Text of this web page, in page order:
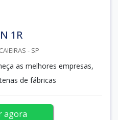
1R
- SP
as melhores empresas,
de fábricas
agora